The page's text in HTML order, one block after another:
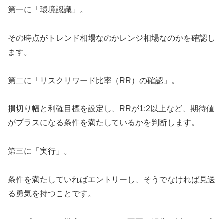
第一に「環境認識」。
その時点がトレンド相場なのかレンジ相場なのかを確認し
ます。
第二に「リスクリワード比率（RR）の確認」。
損切り幅と利確目標を設定し、RRが1:2以上など、期待値
がプラスになる条件を満たしているかを判断します。
第三に「実行」。
条件を満たしていればエントリーし、そうでなければ見送
る勇気を持つことです。